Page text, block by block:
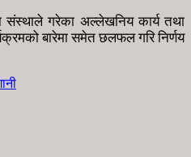
संस्थाले गरेका अल्लेखनिय कार्य तथा
बारेमा समेत छलफल गरि निर्णय